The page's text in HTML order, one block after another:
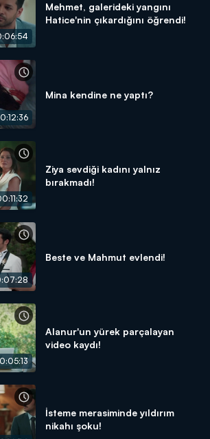
Mehmet, galerideki yangını
Hatice'nin çıkardığını öğrendi!
Mina kendine ne yaptı?
Ziya sevdiği kadını yalnız
bırakmadı!
Beste ve Mahmut evlendi!
Alanur'un yürek parçalayan
video kaydı!
İsteme merasiminde yıldırım
nikahı şoku!